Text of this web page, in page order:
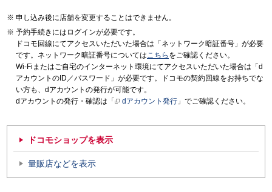
申し込み後に店舗を変更することはできません。
予約手続きにはログインが必要です。
ドコモ回線にてアクセスいただいた場合は「ネットワーク暗証番号」が必要
です。ネットワーク暗証番号についてはこちら をご確認ください。
Wi-Fiまたはご自宅のインターネット環境にてアクセスいただいた場合は「d
アカウントのID／パスワード」が必要です。ドコモの契約回線をお持ちでな
い方も、dアカウントの発行が可能です。
dアカウントの発行・確認は「
dアカウント発行 」でご確認ください。
ドコモショップを表示
量販店などを表示